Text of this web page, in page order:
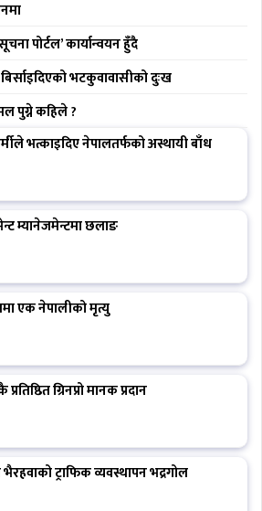
पोर्टल’ कार्यान्वयन हुँदै
भटकुवावासीको दुःख
पुग्ने कहिले ?
भत्काइदिए नेपालतर्फको अस्थायी बाँध
म्यानेजमेन्टमा छलाङ
एक नेपालीको मृत्यु
ग्रिनप्रो मानक प्रदान
ट्राफिक व्यवस्थापन भद्रगोल